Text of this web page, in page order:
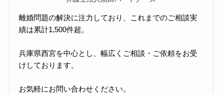
離婚問題の解決に注力しており、これまでのご相談実
績は累計1,500件超。
兵庫県西宮を中心とし、幅広くご相談・ご依頼をお受
けしております。
お気軽にお問い合わせください。